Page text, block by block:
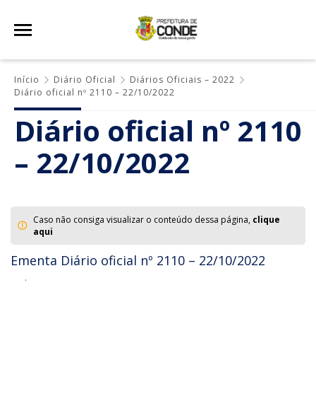
Início Diário Oficial
Diários Oficiais – 2022
Diário oficial nº 2110 – 22/10/2022
Diário oficial nº 2110
– 22/10/2022
Caso não consiga visualizar o conteúdo dessa página, clique
aqui
Ementa Diário oficial nº 2110 – 22/10/2022
.